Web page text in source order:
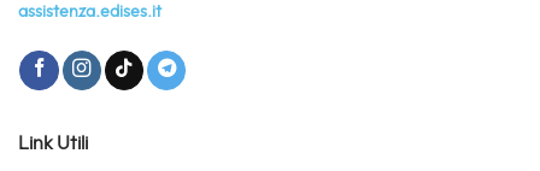
assistenza.edises.it
Link Utili